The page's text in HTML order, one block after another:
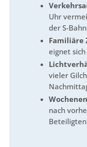
Uhr
der S-
Familiäre
eignet
vieler
nach
Beteiligten